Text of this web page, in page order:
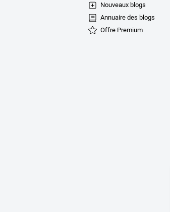
Nouveaux blogs
Annuaire des blogs
Offre Premium